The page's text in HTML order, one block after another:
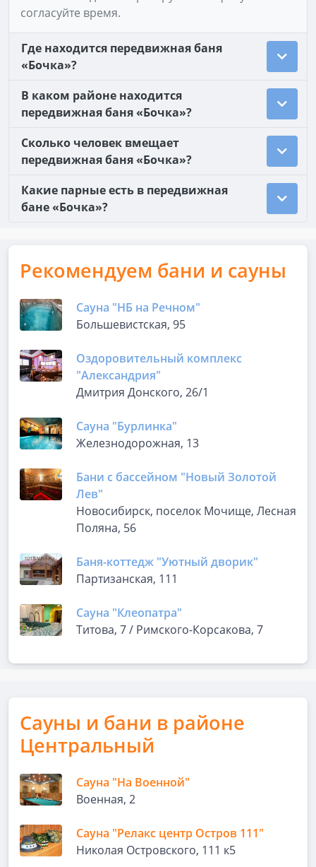
согласуйте время.
Где находится передвижная баня
«Бочка»?
В каком районе находится
передвижная баня «Бочка»?
Сколько человек вмещает
передвижная баня «Бочка»?
Какие парные есть в передвижная
бане «Бочка»?
Рекомендуем бани и сауны
Сауна "НБ на Речном"
Большевистская, 95
Оздоровительный комплекс
"Александрия"
Дмитрия Донского, 26/1
Сауна "Бурлинка"
Железнодорожная, 13
Бани с бассейном "Новый Золотой
Лев"
Новосибирск, поселок Мочище, Лесная
Поляна, 56
Баня-коттедж "Уютный дворик"
Партизанская, 111
Сауна "Клеопатра"
Титова, 7 / Римского-Корсакова, 7
Сауны и бани в районе
Центральный
Сауна "На Военной"
Военная, 2
Сауна "Релакс центр Остров 111"
Николая Островского, 111 к5